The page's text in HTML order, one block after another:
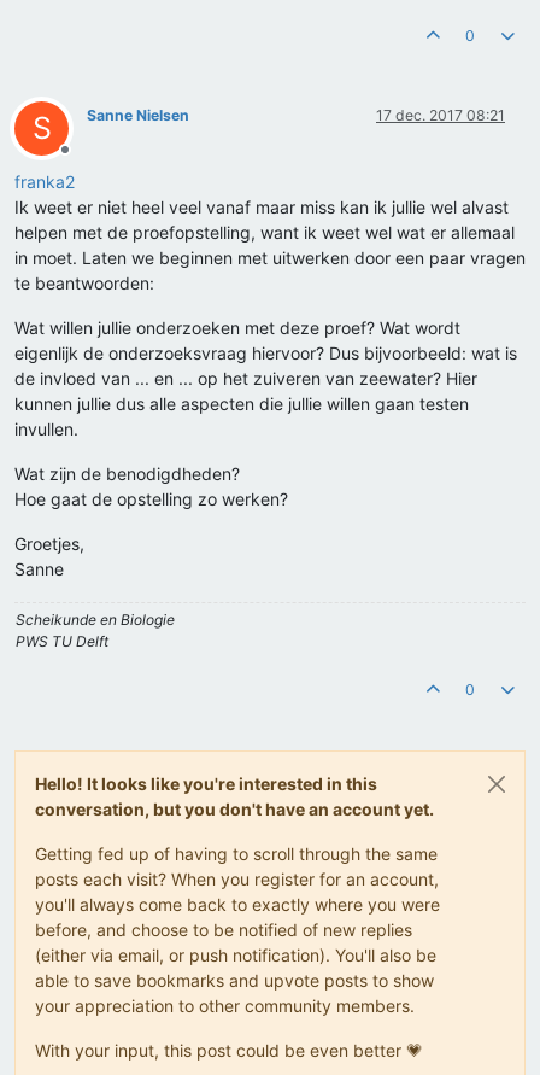
0
S
Offline
Sanne Nielsen 17 dec. 2017 08:21
franka2
Ik weet er niet heel veel vanaf maar miss kan ik jullie wel alvast
helpen met de proefopstelling, want ik weet wel wat er allemaal
in moet. Laten we beginnen met uitwerken door een paar vragen
te beantwoorden:
Wat willen jullie onderzoeken met deze proef? Wat wordt
eigenlijk de onderzoeksvraag hiervoor? Dus bijvoorbeeld: wat is
de invloed van ... en ... op het zuiveren van zeewater? Hier
kunnen jullie dus alle aspecten die jullie willen gaan testen
invullen.
Wat zijn de benodigdheden?
Hoe gaat de opstelling zo werken?
Groetjes,
Sanne
Scheikunde en Biologie
PWS TU Delft
0
Hello! It looks like you're interested in this
conversation, but you don't have an account yet.
Getting fed up of having to scroll through the same
posts each visit? When you register for an account,
you'll always come back to exactly where you were
before, and choose to be notified of new replies
(either via email, or push notification). You'll also be
able to save bookmarks and upvote posts to show
your appreciation to other community members.
With your input, this post could be even better 💗